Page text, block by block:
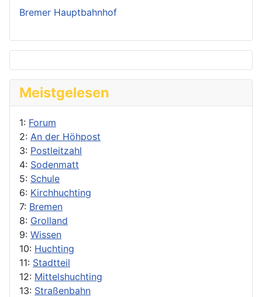
Bremer Hauptbahnhof
Meistgelesen
1: Forum
2: An der Höhpost
3: Postleitzahl
4: Sodenmatt
5: Schule
6: Kirchhuchting
7: Bremen
8: Grolland
9: Wissen
10: Huchting
11: Stadtteil
12: Mittelshuchting
13: Straßenbahn